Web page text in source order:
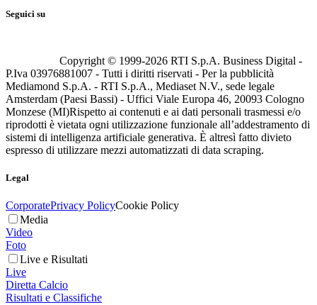
Seguici su
Copyright © 1999-2026 RTI S.p.A. Business Digital -
P.Iva 03976881007 - Tutti i diritti riservati - Per la pubblicità
Mediamond S.p.A. - RTI S.p.A., Mediaset N.V., sede legale
Amsterdam (Paesi Bassi) - Uffici Viale Europa 46, 20093 Cologno
Monzese (MI)Rispetto ai contenuti e ai dati personali trasmessi e/o
riprodotti è vietata ogni utilizzazione funzionale all’addestramento di
sistemi di intelligenza artificiale generativa. È altresì fatto divieto
espresso di utilizzare mezzi automatizzati di data scraping.
Legal
CorporatePrivacy PolicyCookie Policy
Media
Video
Foto
Live e Risultati
Live
Diretta Calcio
Risultati e Classifiche